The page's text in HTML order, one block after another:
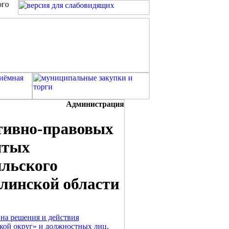
Администрация
правовых
области
решения и действия
округ» и должностных лиц,